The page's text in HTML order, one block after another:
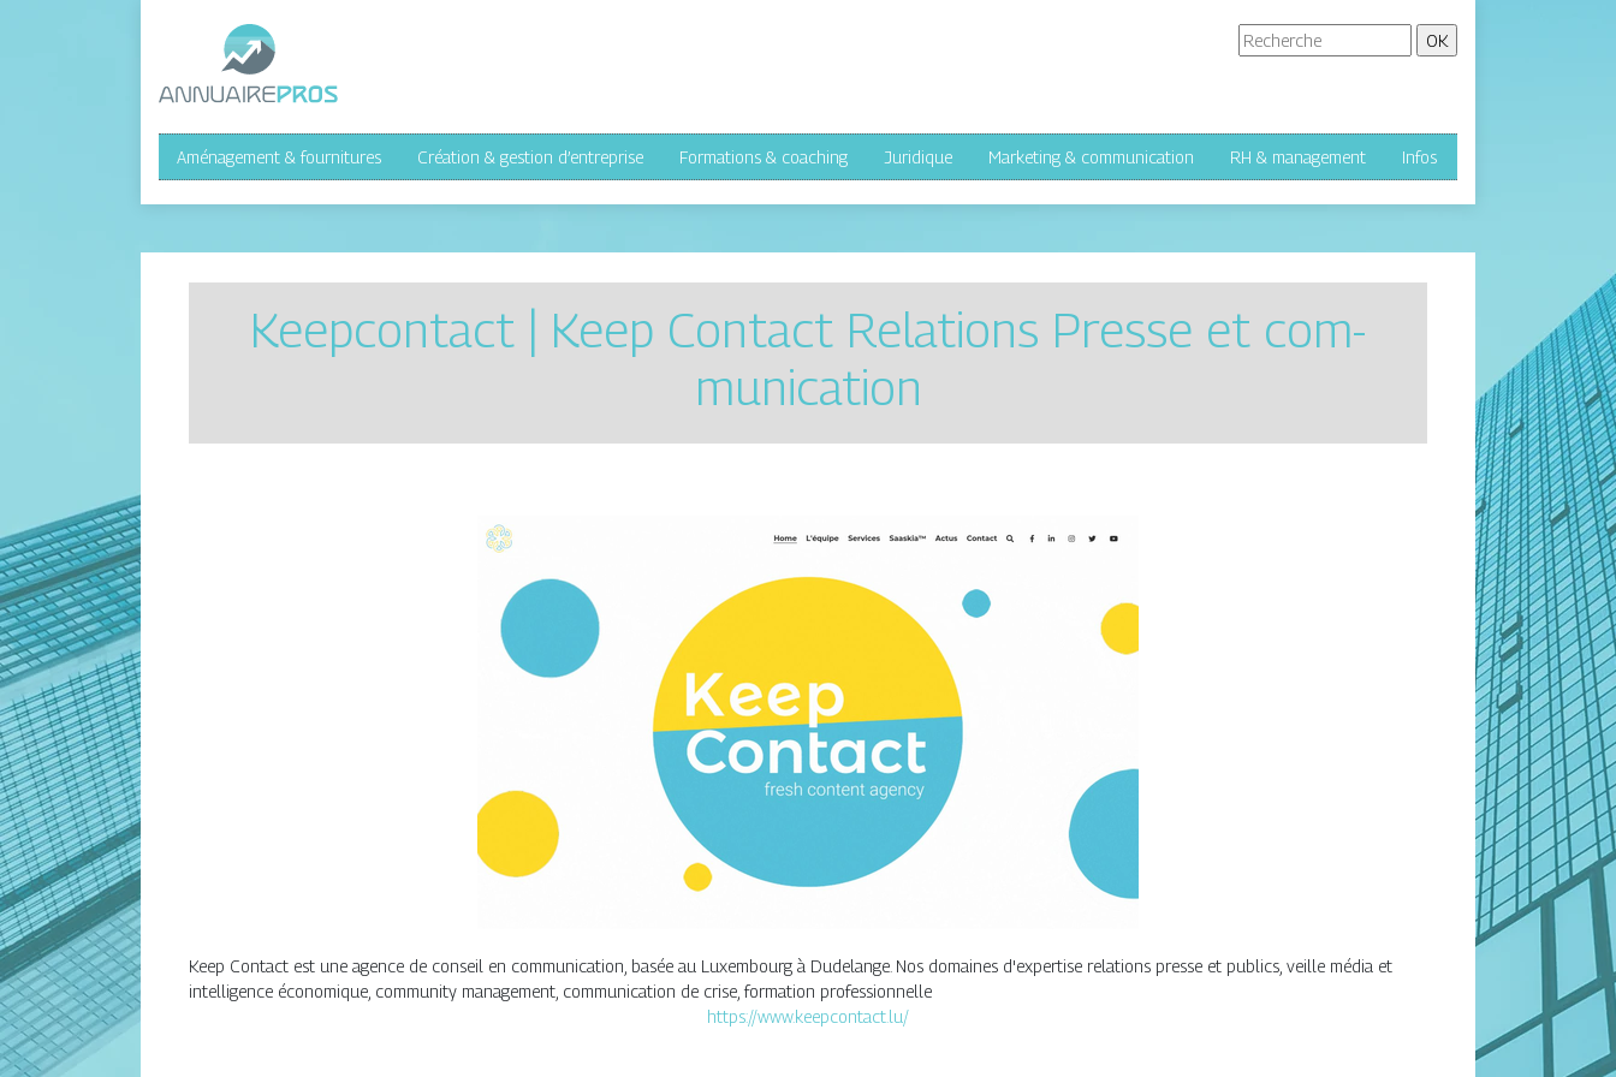
Aménagement & fournitures Création & gestion d’entreprise Formations & coaching Juridique Marketing & communication RH & management Infos
Keepcontact | Keep Contact Relations Presse et com­
munica­tion
Keep Contact est une agence de conseil en communication, basée au Luxembourg à Dudelange. Nos domaines d'expertise relations presse et publics, veille média et
intelligence économique, community management, communication de crise, formation professionnelle
https://www.keepcontact.lu/